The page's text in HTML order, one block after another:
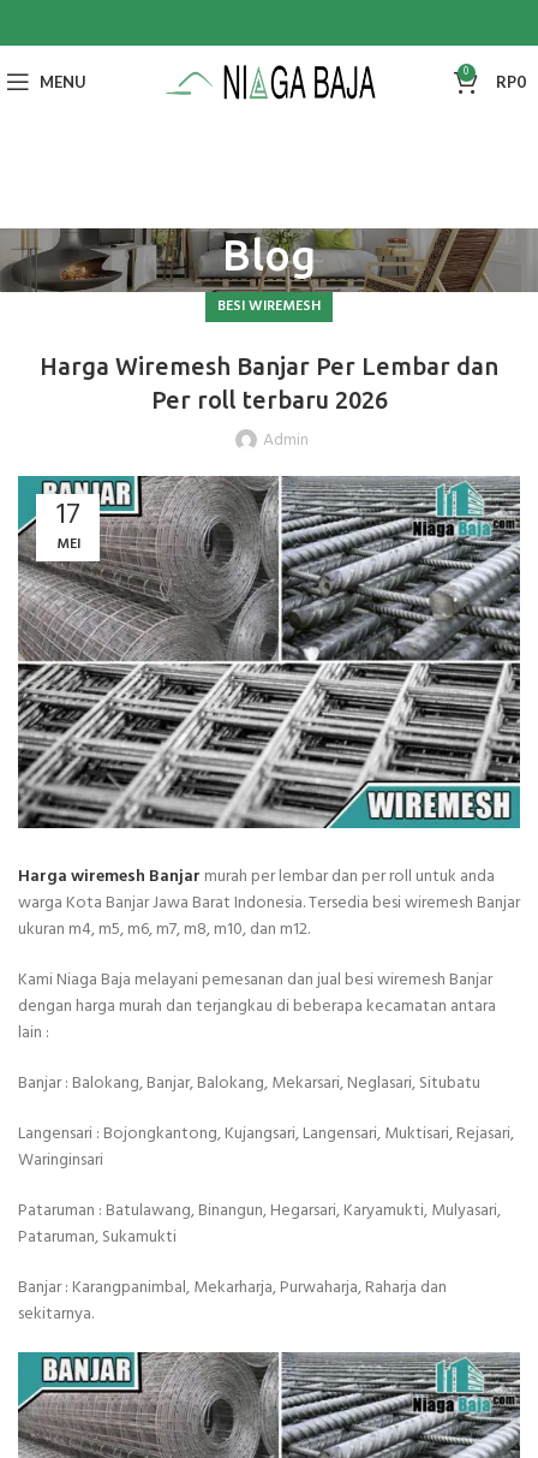
MENU 0 RP0
Blog
BESI WIREMESH
Harga Wiremesh Banjar Per Lembar dan
Per roll terbaru 2026
Admin
17
MEI
Harga wiremesh Banjar murah per lembar dan per roll untuk anda
warga Kota Banjar Jawa Barat Indonesia. Tersedia besi wiremesh Banjar
ukuran m4, m5, m6, m7, m8, m10, dan m12.
Kami Niaga Baja melayani pemesanan dan jual besi wiremesh Banjar
dengan harga murah dan terjangkau di beberapa kecamatan antara
lain :
Banjar : Balokang, Banjar, Balokang, Mekarsari, Neglasari, Situbatu
Langensari : Bojongkantong, Kujangsari, Langensari, Muktisari, Rejasari,
Waringinsari
Pataruman : Batulawang, Binangun, Hegarsari, Karyamukti, Mulyasari,
Pataruman, Sukamukti
Banjar : Karangpanimbal, Mekarharja, Purwaharja, Raharja dan
sekitarnya.